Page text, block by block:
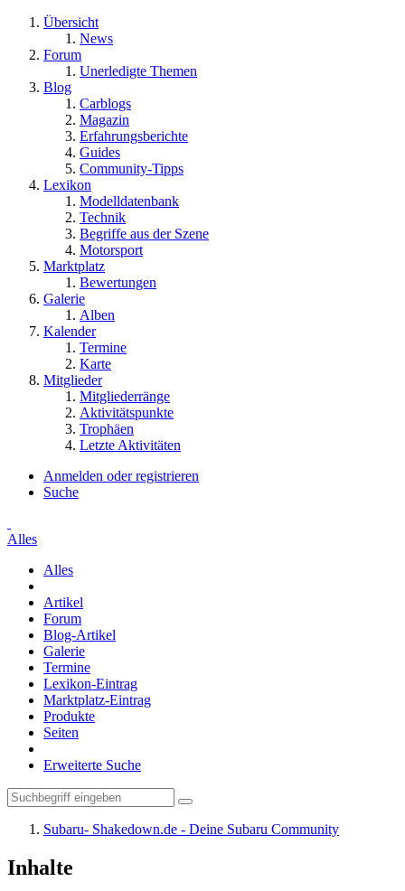
Übersicht
News
Forum
Unerledigte Themen
Blog
Carblogs
Magazin
Erfahrungsberichte
Guides
Community-Tipps
Lexikon
Modelldatenbank
Technik
Begriffe aus der Szene
Motorsport
Marktplatz
Bewertungen
Galerie
Alben
Kalender
Termine
Karte
Mitglieder
Mitgliederränge
Aktivitätspunkte
Trophäen
Letzte Aktivitäten
Anmelden oder registrieren
Suche
Alles
Alles
Artikel
Forum
Blog-Artikel
Galerie
Termine
Lexikon-Eintrag
Marktplatz-Eintrag
Produkte
Seiten
Erweiterte Suche
Subaru- Shakedown.de - Deine Subaru Community
Inhalte